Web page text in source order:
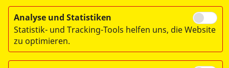
Impressum
Analyse und Statistiken
Statistik- und Tracking-Tools helfen uns, die Website
zu optimieren.